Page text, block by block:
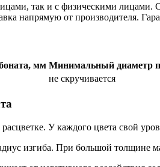
так и с физическими лицами.
напрямую от производителя.
мм Минимальный диаметр
не скручивается
У каждого цвета свой
изгиба. При большой толщине